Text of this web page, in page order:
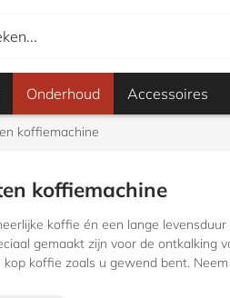
Onderhoud Accessoires
koffiemachine
koffiemachine
koffie én een lange
gemaakt zijn voor de ontkalking
koffie zoals u gewend bent.